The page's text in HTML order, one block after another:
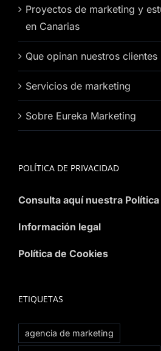
Proyectos de marketing y
en Canarias
Que opinan nuestros clientes
Servicios de marketing
Sobre Eureka Marketing
POLÍTICA DE PRIVACIDAD
Consulta aquí nuestra
Información legal
Política de Cookies
ETIQUETAS
agencia de marketing